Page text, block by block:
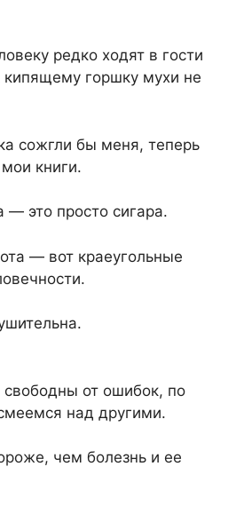
редко ходят в гости
горшку мухи не
сожгли бы меня, теперь
книги.
— это просто сигара.
— вот краеугольные
от ошибок, по
над другими.
чем болезнь и ее